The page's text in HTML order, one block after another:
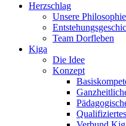
Herzschlag
Unsere Philosophie
Team Dorfleben
Kiga
Die Idee
Konzept